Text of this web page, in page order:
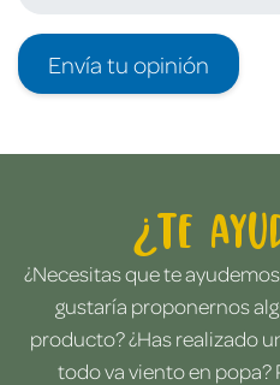
Envía tu opinión
¿Te
¿Necesitas que te
gustaría proponernos
producto? ¿Has realizado
todo va viento en